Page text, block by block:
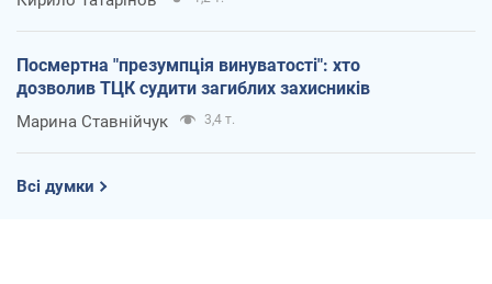
Посмертна "презумпція винуватості": хто
дозволив ТЦК судити загиблих захисників
Марина Ставнійчук 3,4 т.
Всі думки